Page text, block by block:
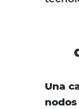
Una